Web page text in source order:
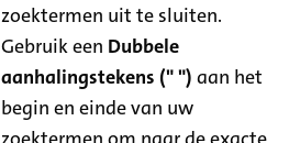
zoektermen uit te sluiten.
Gebruik een Dubbele
aanhalingstekens (" ") aan het
begin en einde van uw